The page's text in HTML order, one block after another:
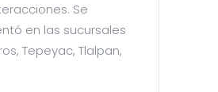
Se
en las sucursales
Tepeyac, Tlalpan,